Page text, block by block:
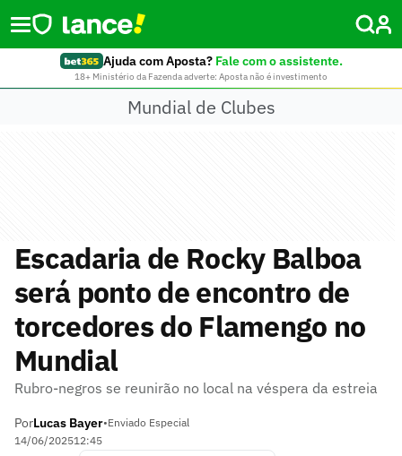
Ajuda com Aposta? Fale com o assistente.
18+ Ministério da Fazenda adverte: Aposta não é investimento
Mundial de Clubes
Escadaria de Rocky Balboa
será ponto de encontro de
torcedores do Flamengo no
Mundial
Rubro-negros se reunirão no local na véspera da estreia
PorLucas Bayer•Enviado Especial
14/06/202512:45